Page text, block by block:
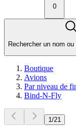
0
Rechercher un nom
Boutique
Avions
Par niveau de
Bind-N-Fly
1/21